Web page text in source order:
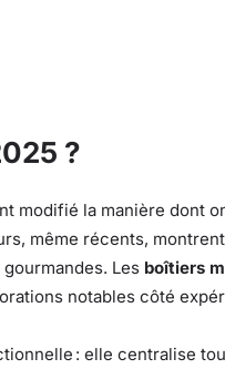
?
modifié la manière dont
même récents,
Les boîtiers
notables côté
: elle centralise